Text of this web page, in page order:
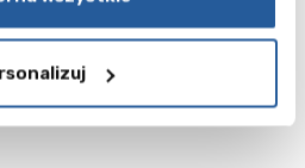
Zobacz więcej